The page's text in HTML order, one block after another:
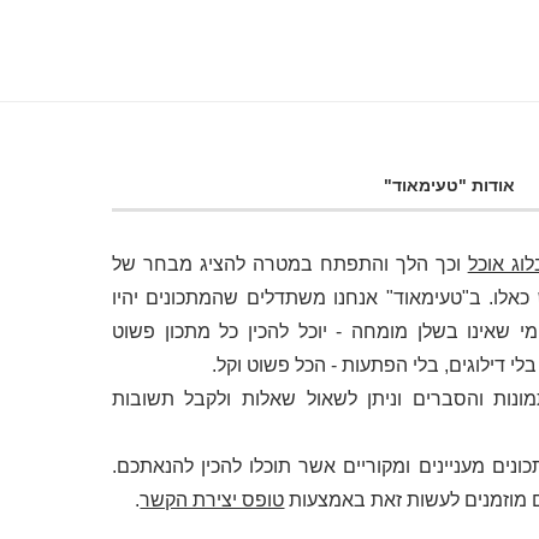
אודות "טעימאוד"